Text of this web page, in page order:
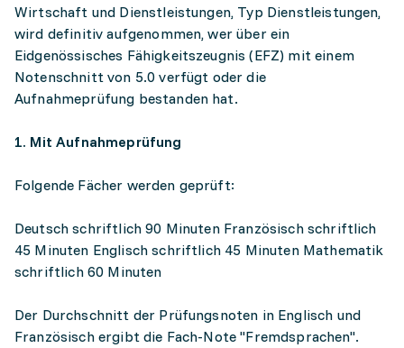
Wirtschaft und Dienstleistungen, Typ Dienstleistungen,
wird definitiv aufgenommen, wer über ein
Eidgenössisches Fähigkeitszeugnis (EFZ) mit einem
Notenschnitt von 5.0 verfügt oder die
Aufnahmeprüfung bestanden hat.
1. Mit Aufnahmeprüfung
Folgende Fächer werden geprüft:
Deutsch schriftlich 90 Minuten Französisch schriftlich
45 Minuten Englisch schriftlich 45 Minuten Mathematik
schriftlich 60 Minuten
Der Durchschnitt der Prüfungsnoten in Englisch und
Französisch ergibt die Fach-Note "Fremdsprachen".